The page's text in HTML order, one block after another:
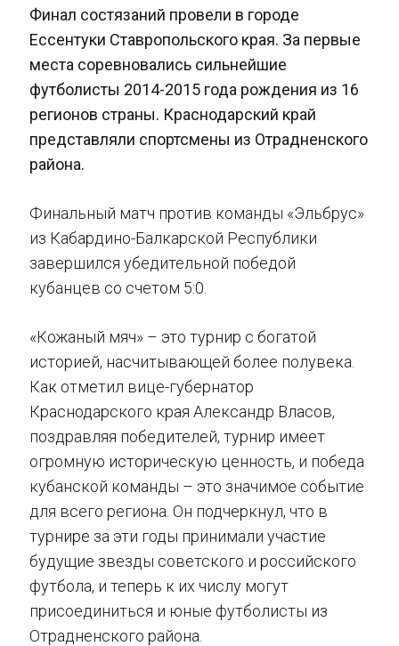
Финал состязаний провели в городе
Ессентуки Ставропольского края. За первые
места соревновались сильнейшие
футболисты 2014-2015 года рождения из 16
регионов страны. Краснодарский край
представляли спортсмены из Отрадненского
района.
Финальный матч против команды «Эльбрус»
из Кабардино-Балкарской Республики
завершился убедительной победой
кубанцев со счетом 5:0.
«Кожаный мяч» – это турнир с богатой
историей, насчитывающей более полувека.
Как отметил вице-губернатор
Краснодарского края Александр Власов,
поздравляя победителей, турнир имеет
огромную историческую ценность, и победа
кубанской команды – это значимое событие
для всего региона. Он подчеркнул, что в
турнире за эти годы принимали участие
будущие звезды советского и российского
футбола, и теперь к их числу могут
присоединиться и юные футболисты из
Отрадненского района.